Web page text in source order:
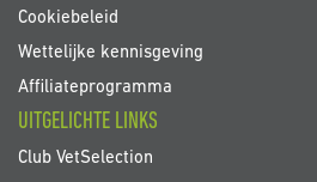
Cookiebeleid
Wettelijke kennisgeving
Affiliateprogramma
UITGELICHTE LINKS
Club VetSelection